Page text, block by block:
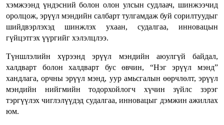
хэмжээнд үндэсний болон олон улсын судлаач, шинжээчид
оролцож, эрүүл мэндийн салбарт тулгамдаж буй сорилтуудыг
шийдвэрлэхэд шинжлэх ухаан, судалгаа, инновацын
гүйцэтгэх үүргийг хэлэлцлээ.
Түншлэлийн хүрээнд эрүүл мэндийн аюулгүй байдал,
халдварт болон халдварт бус өвчин, “Нэг эрүүл мэнд”
хандлага, орчны эрүүл мэнд, уур амьсгалын өөрчлөлт, эрүүл
мэндийн нийгмийн тодорхойлогч хүчин зүйлс зэрэг
тэргүүлэх чиглэлүүдэд судалгаа, инновацыг дэмжин ажиллах
юм.